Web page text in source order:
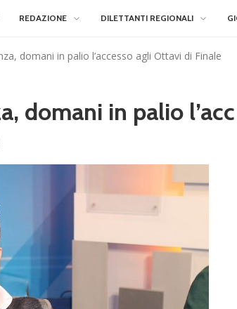
REDAZIONE DILETTANTI REGIONALI
domani in palio l’accesso agli Ottavi di Finale
domani in palio l’acc